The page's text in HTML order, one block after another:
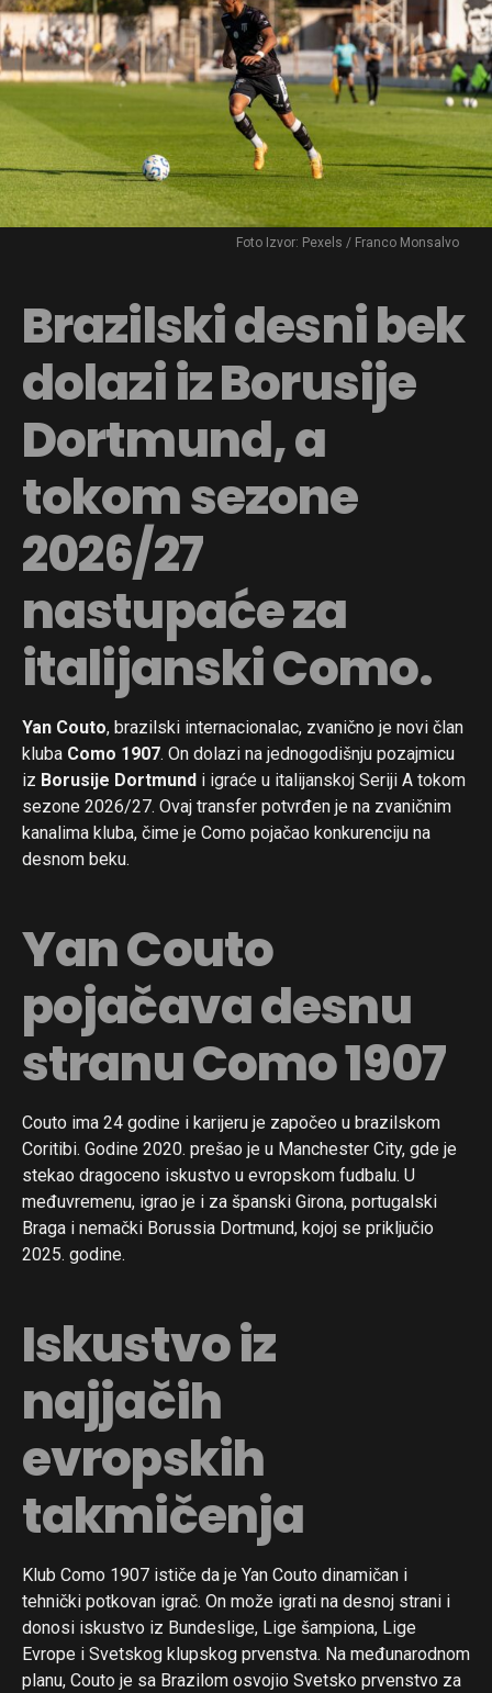
Foto Izvor: Pexels / Franco Monsalvo
Brazilski desni bek
dolazi iz Borusije
Dortmund, a
tokom sezone
2026/27
nastupaće za
italijanski Como.
Yan Couto, brazilski internacionalac, zvanično je novi član
kluba Como 1907. On dolazi na jednogodišnju pozajmicu
iz Borusije Dortmund i igraće u italijanskoj Seriji A tokom
sezone 2026/27. Ovaj transfer potvrđen je na zvaničnim
kanalima kluba, čime je Como pojačao konkurenciju na
desnom beku.
Yan Couto
pojačava desnu
stranu Como 1907
Couto ima 24 godine i karijeru je započeo u brazilskom
Coritibi. Godine 2020. prešao je u Manchester City, gde je
stekao dragoceno iskustvo u evropskom fudbalu. U
međuvremenu, igrao je i za španski Girona, portugalski
Braga i nemački Borussia Dortmund, kojoj se priključio
2025. godine.
Iskustvo iz
najjačih
evropskih
takmičenja
Klub Como 1907 ističe da je Yan Couto dinamičan i
tehnički potkovan igrač. On može igrati na desnoj strani i
donosi iskustvo iz Bundeslige, Lige šampiona, Lige
Evrope i Svetskog klupskog prvenstva. Na međunarodnom
planu, Couto je sa Brazilom osvojio Svetsko prvenstvo za